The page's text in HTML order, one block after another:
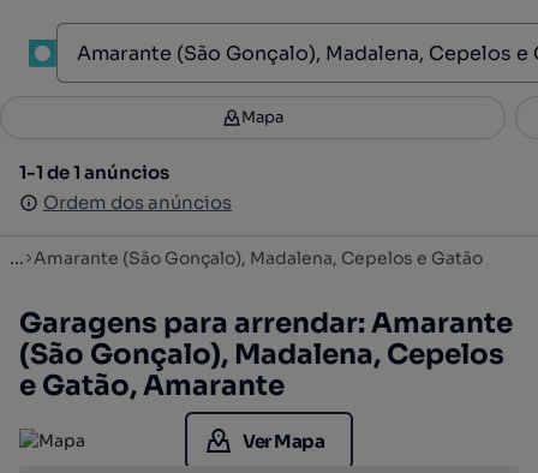
Filtros 3
1-1 de 1 anúncios
Ordem dos anúncios
Mapa
1-1 de 1 anúncios
Ordem dos anúncios
... Amarante (São Gonçalo), Madalena, Cepelos e Gatão
Garagens para arrendar: Amarante
(São Gonçalo), Madalena, Cepelos
e Gatão, Amarante
Ver Mapa